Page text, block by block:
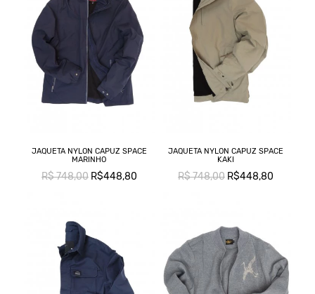
JAQUETA NYLON CAPUZ SPACE
MARINHO
R$ 748,00R$448,80
JAQUETA NYLON CAPUZ SPACE
KAKI
R$ 748,00R$448,80